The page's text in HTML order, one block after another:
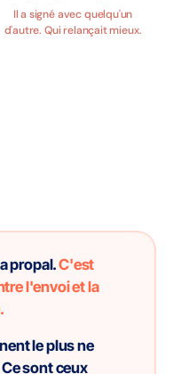
Il a signé avec quelqu'un
d'autre. Qui relançait mieux.
propal.C'est
l'envoi et la
le plus ne
sont ceux